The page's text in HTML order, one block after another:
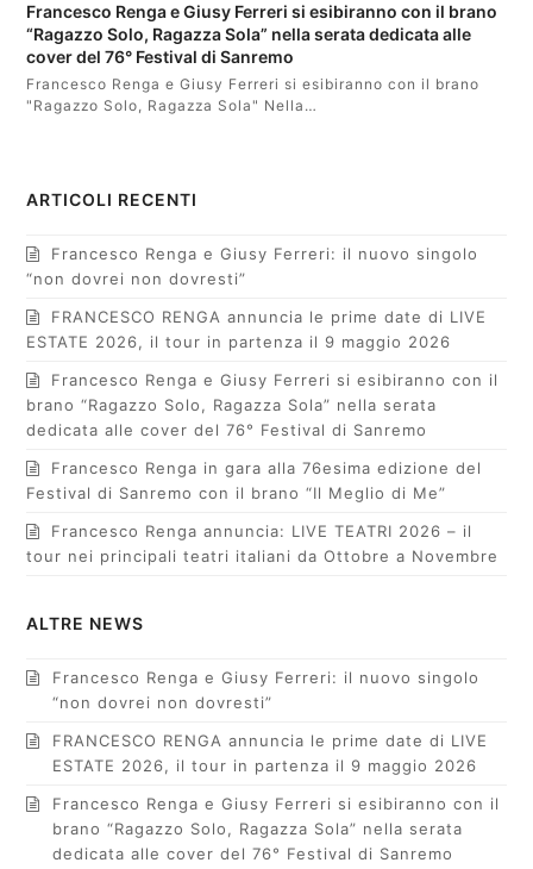
Francesco Renga e Giusy Ferreri si esibiranno con il brano
“Ragazzo Solo, Ragazza Sola” nella serata dedicata alle
cover del 76° Festival di Sanremo
Francesco Renga e Giusy Ferreri si esibiranno con il brano
"Ragazzo Solo, Ragazza Sola" Nella…
ARTICOLI RECENTI
Francesco Renga e Giusy Ferreri: il nuovo singolo
“non dovrei non dovresti”
FRANCESCO RENGA annuncia le prime date di LIVE
ESTATE 2026, il tour in partenza il 9 maggio 2026
Francesco Renga e Giusy Ferreri si esibiranno con il
brano “Ragazzo Solo, Ragazza Sola” nella serata
dedicata alle cover del 76° Festival di Sanremo
Francesco Renga in gara alla 76esima edizione del
Festival di Sanremo con il brano “Il Meglio di Me”
Francesco Renga annuncia: LIVE TEATRI 2026 – il
tour nei principali teatri italiani da Ottobre a Novembre
ALTRE NEWS
Francesco Renga e Giusy Ferreri: il nuovo singolo
“non dovrei non dovresti”
FRANCESCO RENGA annuncia le prime date di LIVE
ESTATE 2026, il tour in partenza il 9 maggio 2026
Francesco Renga e Giusy Ferreri si esibiranno con il
brano “Ragazzo Solo, Ragazza Sola” nella serata
dedicata alle cover del 76° Festival di Sanremo